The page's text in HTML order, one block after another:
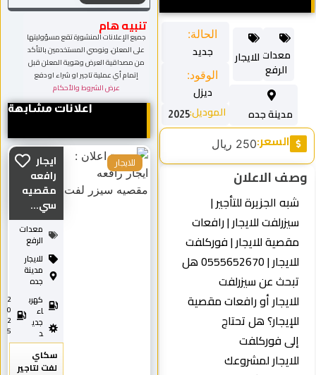
الحالة:
جديد
الوقود:
ديزل
الموديل:2025 مدينة جده
معدات
الرفع
للايجار
السعر:250 ريال
الاعلان
الجزيرة للتأجير |
للايجار | رافعات
للايجار | فوركلفت
للايجار | 0555652670 هل
عن سيزرلفت
أو رافعات مقصية
هل تحتاج
فوركلفت
لمشروعك
تنبيه هام
جميع الإعلانات المنشورة تقع مسؤوليتها
على المعلن، ونوصي المستخدمين بالتأكد
من مصداقية العرض وهوية المعلن قبل
إتمام أي عملية تاجير او شراء او دفع
عرض الشروط والأحكام
اعلانات مشابهة
ايجار
رافعه
مقصيه
سي...
معدات
الرفع
للايجار
مدينة
جده
كهرب
اء
جدي
د
2
0
2
سكاي
لفت لتاجير
للايجار